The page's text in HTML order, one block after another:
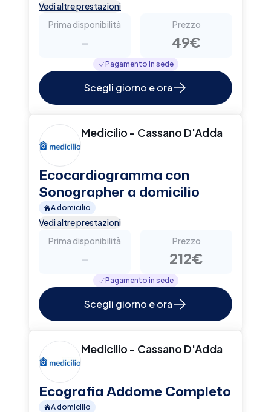
Vedi altre prestazioni
Prima disponibilità
-
Prezzo
49€
Pagamento in sede
Scegli giorno e ora
Medicilio - Cassano D'Adda
Ecocardiogramma con
Sonographer a domicilio
A domicilio
Vedi altre prestazioni
Prima disponibilità
-
Prezzo
212€
Pagamento in sede
Scegli giorno e ora
Medicilio - Cassano D'Adda
Ecografia Addome Completo
A domicilio